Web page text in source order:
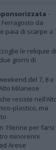
-
da
paia di scarpe a
le reliquie di
giorni di
del 7, 8 e
Milanese
resiste
plastico, ma
19enne per farsi
minorenni
Arese